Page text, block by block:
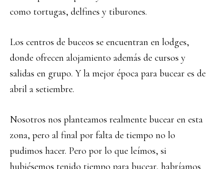
como tortugas, delfines y tiburones.
Los centros de buceos se encuentran en lodges,
donde ofrecen alojamiento además de cursos y
salidas en grupo. Y la mejor época para bucear es de
abril a setiembre.
Nosotros nos planteamos realmente bucear en esta
zona, pero al final por falta de tiempo no lo
pudimos hacer. Pero por lo que leímos, si
hubiésemos tenido tiempo para bucear, habríamos